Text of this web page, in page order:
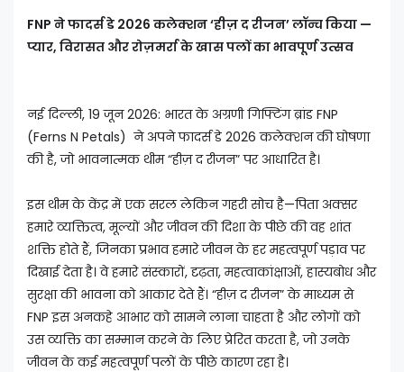
FNP ने फादर्स डे 2026 कलेक्शन ‘हीज़ द रीजन’ लॉन्च किया —
प्यार, विरासत और रोज़मर्रा के खास पलों का भावपूर्ण उत्सव
नई दिल्ली, 19 जून 2026: भारत के अग्रणी गिफ्टिंग ब्रांड FNP
(Ferns N Petals) ने अपने फादर्स डे 2026 कलेक्शन की घोषणा
की है, जो भावनात्मक थीम “हीज़ द रीजन” पर आधारित है।
इस थीम के केंद्र में एक सरल लेकिन गहरी सोच है—पिता अक्सर
हमारे व्यक्तित्व, मूल्यों और जीवन की दिशा के पीछे की वह शांत
शक्ति होते हैं, जिनका प्रभाव हमारे जीवन के हर महत्वपूर्ण पड़ाव पर
दिखाई देता है। वे हमारे संस्कारों, दृढ़ता, महत्वाकांक्षाओं, हास्यबोध और
सुरक्षा की भावना को आकार देते हैं। “हीज़ द रीजन” के माध्यम से
FNP इस अनकहे आभार को सामने लाना चाहता है और लोगों को
उस व्यक्ति का सम्मान करने के लिए प्रेरित करता है, जो उनके
जीवन के कई महत्वपूर्ण पलों के पीछे कारण रहा है।